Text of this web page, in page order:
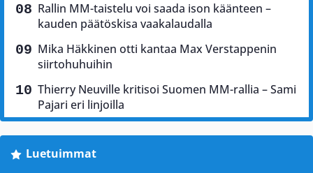
Rallin MM-taistelu voi saada ison käänteen –
kauden päätöskisa vaakalaudalla
Mika Häkkinen otti kantaa Max Verstappenin
siirtohuhuihin
Thierry Neuville kritisoi Suomen MM-rallia – Sami
Pajari eri linjoilla
Luetuimmat